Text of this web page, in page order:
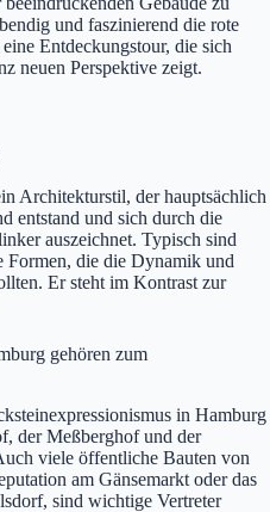
und faszinierend die rote
Entdeckungstour, die sich
neuen Perspektive zeigt.
Architekturstil, der hauptsächlich
entstand und sich durch die
auszeichnet. Typisch sind
Formen, die die Dynamik und
Er steht im Kontrast zur
gehören zum
in Hamburg
der Meßberghof und der
viele öffentliche Bauten von
am Gänsemarkt oder das
sind wichtige Vertreter